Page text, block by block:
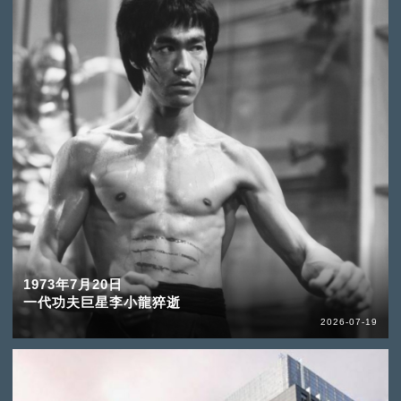
1973年7月20日
一代功夫巨星李小龍猝逝
2026-07-19